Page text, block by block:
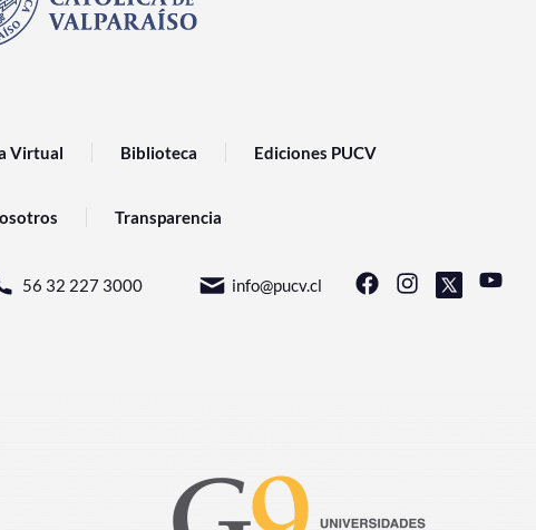
Virtual Biblioteca Ediciones PUCV
Transparencia
56 32 227 3000 info@pucv.cl